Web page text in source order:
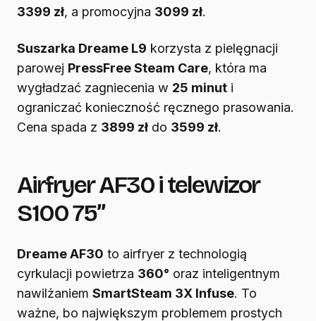
3399 zł, a promocyjna 3099 zł.
Suszarka Dreame L9 korzysta z pielęgnacji
parowej PressFree Steam Care, która ma
wygładzać zagniecenia w 25 minut i
ograniczać konieczność ręcznego prasowania.
Cena spada z 3899 zł do 3599 zł.
Airfryer AF30 i telewizor
S100 75”
Dreame AF30 to airfryer z technologią
cyrkulacji powietrza 360° oraz inteligentnym
nawilżaniem SmartSteam 3X Infuse. To
ważne, bo największym problemem prostych